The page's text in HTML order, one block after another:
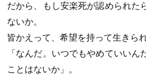
だから、もし安楽死が認められた
ないか。
皆かえって、希望を持って生きら
「なんだ。いつでもやめていい
ことはないか」。